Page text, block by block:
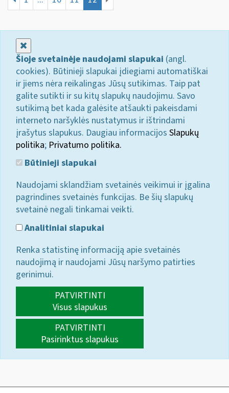
Šioje svetainėje naudojami slapukai (angl.
cookies). Būtinieji slapukai įdiegiami automatiškai
ir jiems nėra reikalingas Jūsų sutikimas. Taip pat
galite sutikti ir su kitų slapukų naudojimu. Savo
sutikimą bet kada galėsite atšaukti pakeisdami
interneto naršyklės nustatymus ir ištrindami
įrašytus slapukus. Daugiau informacijos Slapukų
politika; Privatumo politika.
Būtinieji slapukai
Naudojami sklandžiam svetainės veikimui ir įgalina
pagrindines svetainės funkcijas. Be šių slapukų
svetainė negali tinkamai veikti.
Analitiniai slapukai
Renka statistinę informaciją apie svetainės
naudojimą ir naudojami Jūsų naršymo patirties
gerinimui.
PATVIRTINTI
Visus slapukus
PATVIRTINTI
Pasirinktus slapukus